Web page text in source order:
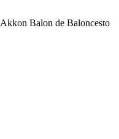
Akkon Balon de Baloncesto